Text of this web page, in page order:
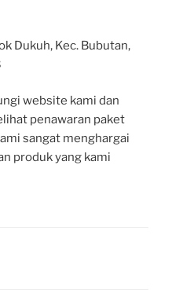
Dukuh, Kec. Bubutan,
website kami dan
penawaran paket
sangat menghargai
produk yang kami